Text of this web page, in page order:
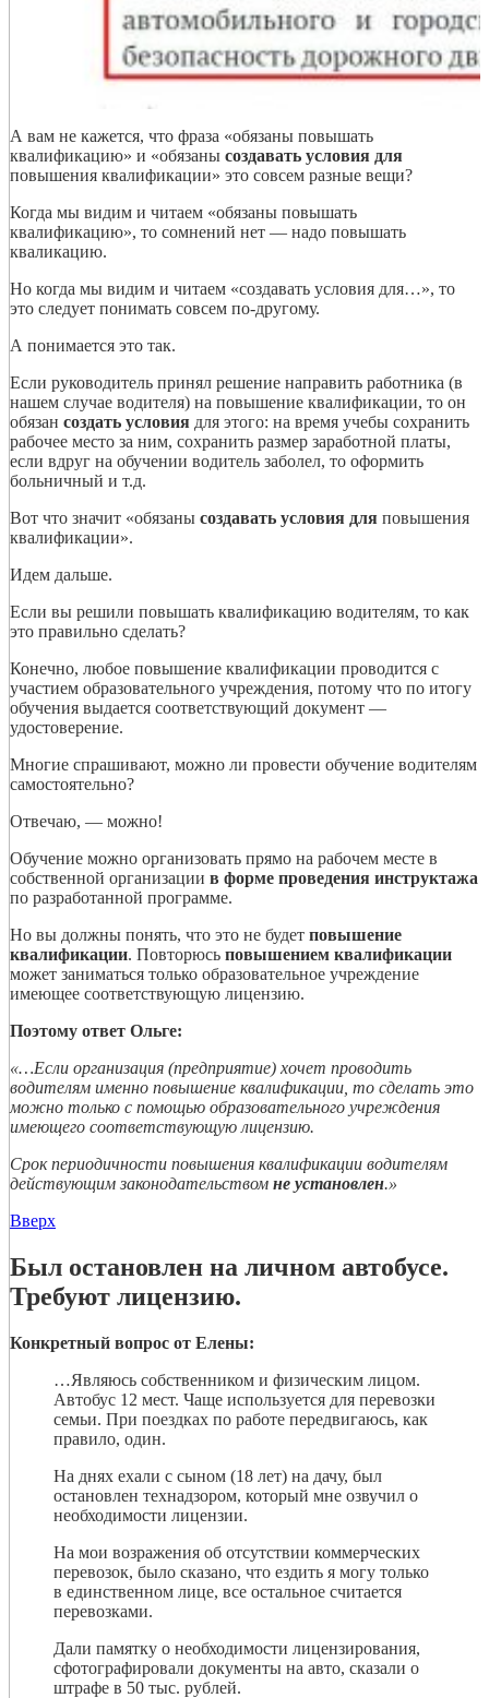
А вам не кажется, что фраза «обязаны повышать
квалификацию» и «обязаны создавать условия для
повышения квалификации» это совсем разные вещи?
Когда мы видим и читаем «обязаны повышать
квалификацию», то сомнений нет — надо повышать
кваликацию.
Но когда мы видим и читаем «создавать условия для…», то
это следует понимать совсем по-другому.
А понимается это так.
Если руководитель принял решение направить работника (в
нашем случае водителя) на повышение квалификации, то он
обязан создать условия для этого: на время учебы сохранить
рабочее место за ним, сохранить размер заработной платы,
если вдруг на обучении водитель заболел, то оформить
больничный и т.д.
Вот что значит «обязаны создавать условия для повышения
квалификации».
Идем дальше.
Если вы решили повышать квалификацию водителям, то как
это правильно сделать?
Конечно, любое повышение квалификации проводится с
участием образовательного учреждения, потому что по итогу
обучения выдается соответствующий документ —
удостоверение.
Многие спрашивают, можно ли провести обучение водителям
самостоятельно?
Отвечаю, — можно!
Обучение можно организовать прямо на рабочем месте в
собственной организации в форме проведения инструктажа
по разработанной программе.
Но вы должны понять, что это не будет повышение
квалификации. Повторюсь повышением квалификации
может заниматься только образовательное учреждение
имеющее соответствующую лицензию.
Поэтому ответ Ольге:
«…Если организация (предприятие) хочет проводить
водителям именно повышение квалификации, то сделать это
можно только с помощью образовательного учреждения
имеющего соответствующую лицензию.
Срок периодичности повышения квалификации водителям
действующим законодательством не установлен.»
Вверх
Был остановлен на личном автобусе.
Требуют лицензию.
Конкретный вопрос от Елены:
…Являюсь собственником и физическим лицом.
Автобус 12 мест. Чаще используется для перевозки
семьи. При поездках по работе передвигаюсь, как
правило, один.
На днях ехали с сыном (18 лет) на дачу, был
остановлен технадзором, который мне озвучил о
необходимости лицензии.
На мои возражения об отсутствии коммерческих
перевозок, было сказано, что ездить я могу только
в единственном лице, все остальное считается
перевозками.
Дали памятку о необходимости лицензирования,
сфотографировали документы на авто, сказали о
штрафе в 50 тыс. рублей.